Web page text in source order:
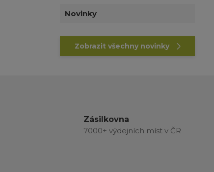
Novinky
Zobrazit všechny novinky
Zásilkovna
7000+ výdejních míst v ČR